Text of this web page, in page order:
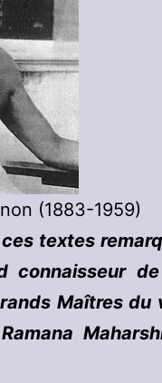
(1883-1959)
textes
connaisseur de
Maîtres du